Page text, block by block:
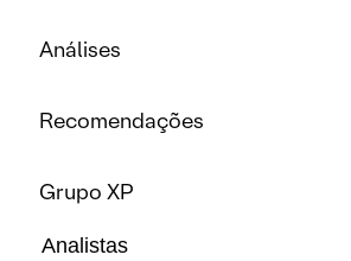
Análises
Recomendações
Grupo XP
Analistas